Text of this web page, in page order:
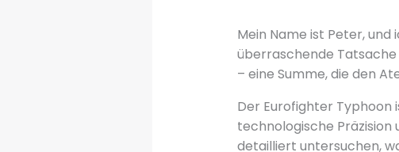
Mein Name ist Peter,
überraschende Tatsache
– eine Summe, die den
Der Eurofighter Typhoon
technologische
detailliert untersuchen,